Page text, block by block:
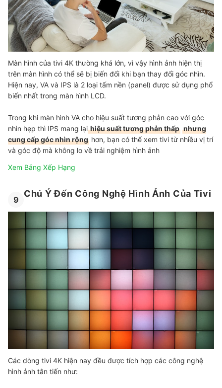
Màn hình của tivi 4K thường khá lớn, vì vậy hình ảnh hiện thị
trên màn hình có thể sẽ bị biến đổi khi bạn thay đổi góc nhìn.
Hiện nay, VA và IPS là 2 loại tấm nền (panel) được sử dụng phổ
biến nhất trong màn hình LCD.
Trong khi màn hình VA cho hiệu suất tương phản cao với góc
nhìn hẹp thì IPS mang lạihiệu suất tương phản thấp nhưng
cung cấp góc nhìn rộng hơn, bạn có thể xem tivi từ nhiều vị trí
và góc độ mà không lo về trải nghiệm hình ảnh
Xem Bảng Xếp Hạng
9
Chú Ý Đến Công Nghệ Hình Ảnh Của Tivi
Các dòng tivi 4K hiện nay đều được tích hợp các công nghệ
hình ảnh tân tiến như: